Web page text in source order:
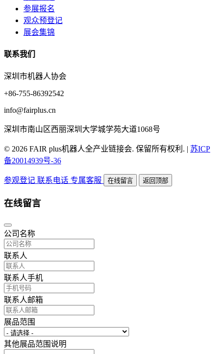
参展报名
观众预登记
展会集锦
联系我们
深圳市机器人协会
+86-755-86392542
info@fairplus.cn
深圳市南山区西丽深圳大学城学苑大道1068号
© 2026 FAIR plus机器人全产业链接会. 保留所有权利. | 苏ICP
备20014939号-36
参观登记 联系电话 专属客服 在线留言 返回顶部
在线留言
公司名称
联系人
联系人手机
联系人邮箱
展品范围
其他展品范围说明